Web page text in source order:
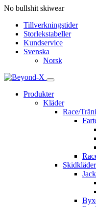
No bullshit skiwear
Tillverkningstider
Storlekstabeller
Kundservice
Svenska
Norsk
Produkter
Kläder
Race/
Skidkläder